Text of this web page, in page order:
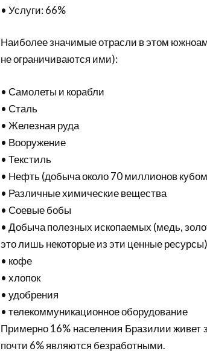
• Услуги: 66%
Наиболее значимые отрасли в этом
не ограничиваются ими):
• Самолеты и корабли
• Сталь
• Железная руда
• Вооружение
• Текстиль
• Нефть (добыча около 70 миллионов
• Различные химические вещества
• Соевые бобы
• Добыча полезных ископаемых (медь,
это лишь некоторые из эти ценные ресурсы)
• кофе
• хлопок
• удобрения
• телекоммуникационное оборудование
Примерно 16% населения Бразилии живет
почти 6% являются безработными.